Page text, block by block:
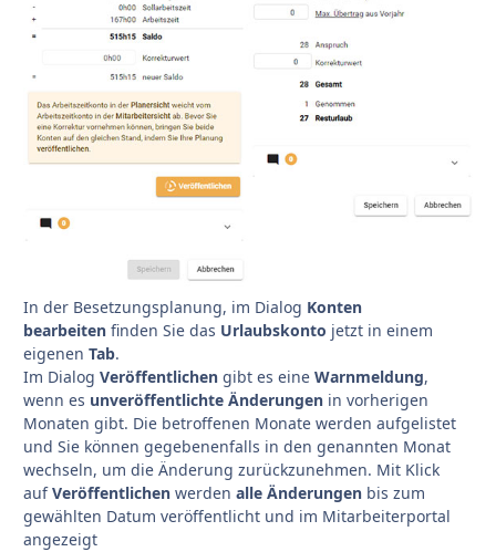
In der Besetzungsplanung, im Dialog Konten
bearbeiten finden Sie das Urlaubskonto jetzt in einem
eigenen Tab.
Im Dialog Veröffentlichen gibt es eine Warnmeldung,
wenn es unveröffentlichte Änderungen in vorherigen
Monaten gibt. Die betroffenen Monate werden aufgelistet
und Sie können gegebenenfalls in den genannten Monat
wechseln, um die Änderung zurückzunehmen. Mit Klick
auf Veröffentlichen werden alle Änderungen bis zum
gewählten Datum veröffentlicht und im Mitarbeiterportal
angezeigt